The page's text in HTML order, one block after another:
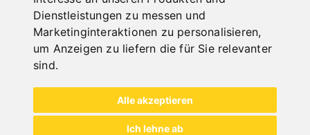
Dienstleistungen zu messen und
Marketinginteraktionen zu personalisieren,
um Anzeigen zu liefern die für Sie relevanter
sind.
Alle akzeptieren
Ich lehne ab
Nicht auf Lager